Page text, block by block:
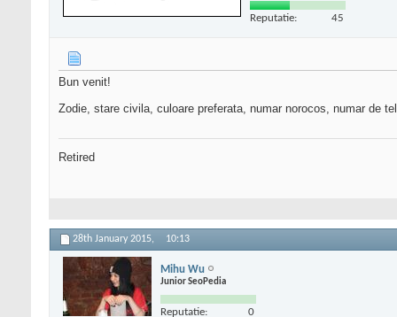
Reputatie: 45
Bun venit!
Zodie, stare civila, culoare preferata, numar norocos, numar de
Retired
28th January 2015, 10:13
Mihu Wu
Junior SeoPedia
Reputatie: 0